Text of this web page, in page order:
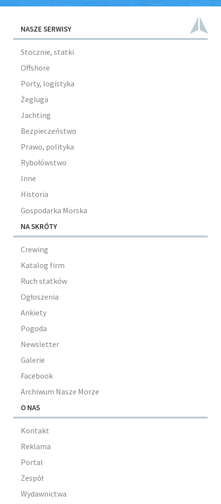
NASZE SERWISY
Stocznie, statki
Offshore
Porty, logistyka
Żegluga
Jachting
Bezpieczeństwo
Prawo, polityka
Rybołówstwo
Inne
Historia
Gospodarka Morska
NA SKRÓTY
Crewing
Katalog firm
Ruch statków
Ogłoszenia
Ankiety
Pogoda
Newsletter
Galerie
Facebook
Archiwum Nasze Morze
O NAS
Kontakt
Reklama
Portal
Zespół
Wydawnictwa